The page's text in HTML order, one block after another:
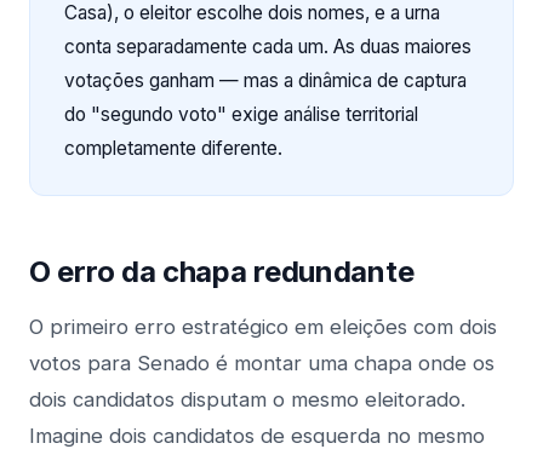
Casa), o eleitor escolhe dois nomes, e a urna
conta separadamente cada um. As duas maiores
votações ganham — mas a dinâmica de captura
do "segundo voto" exige análise territorial
completamente diferente.
O erro da chapa redundante
O primeiro erro estratégico em eleições com dois
votos para Senado é montar uma chapa onde os
dois candidatos disputam o mesmo eleitorado.
Imagine dois candidatos de esquerda no mesmo